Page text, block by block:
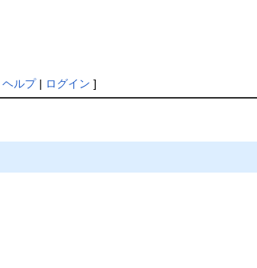
ヘルプ| ログイン ]